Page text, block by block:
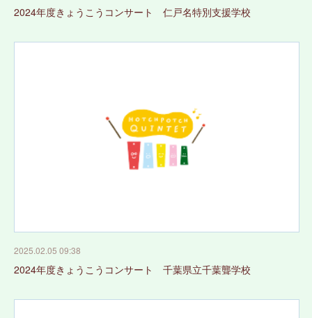
2024年度きょうこうコンサート 仁戸名特別支援学校
2025.02.05 09:38
2024年度きょうこうコンサート 千葉県立千葉聾学校